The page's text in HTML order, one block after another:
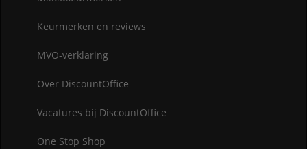
Keurmerken en reviews
MVO-verklaring
Over DiscountOffice
Vacatures bij DiscountOffice
One Stop Shop